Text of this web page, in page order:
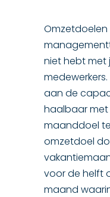
Omzetdoelen
niet hebt met
aan de
haalbaar met
maanddoel
omzetdoel
voor de helft
maand